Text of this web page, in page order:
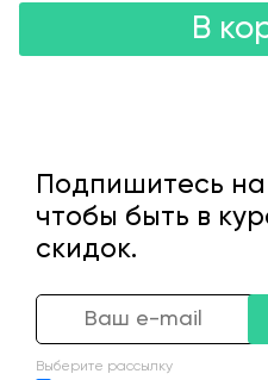
В
Подпишитесь
чтобы быть в
скидок.
Выберите рассылку